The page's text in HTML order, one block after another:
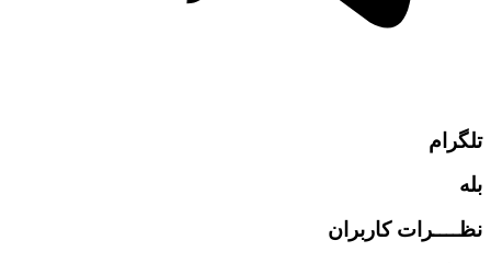
تلگرام
بله
نظــــرات کاربران